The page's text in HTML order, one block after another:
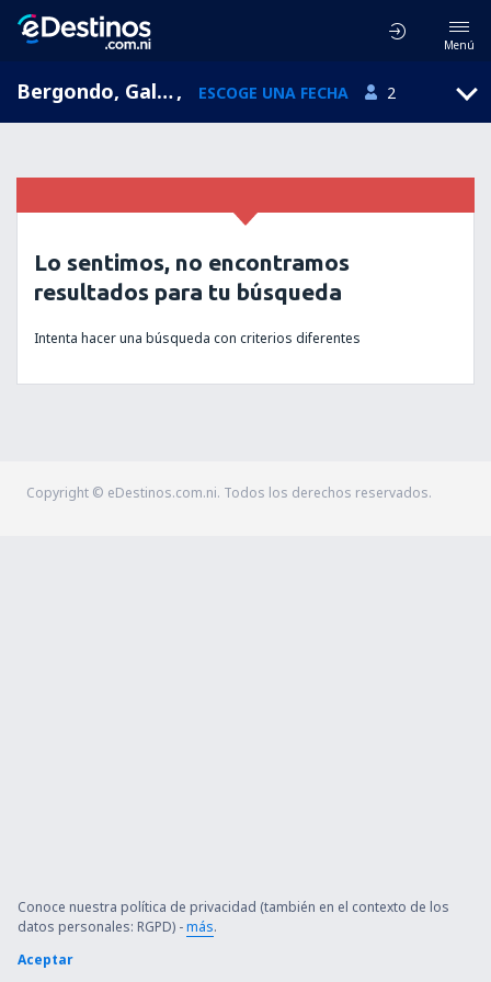
Menú
Bergondo, Galicia, España, ESCOGE UNA FECHA 2
Lo sentimos, no encontramos
resultados para tu búsqueda
Intenta hacer una búsqueda con criterios diferentes
Copyright © eDestinos.com.ni. Todos los derechos reservados.
Conoce nuestra política de privacidad (también en el contexto de los
datos personales: RGPD) -más.
Aceptar